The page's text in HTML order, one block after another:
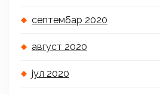
септембар 2020
август 2020
јул 2020